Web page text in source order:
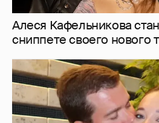
Алеся Кафельникова
сниппете своего нового